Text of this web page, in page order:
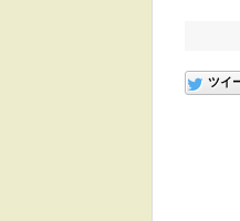
ツイ